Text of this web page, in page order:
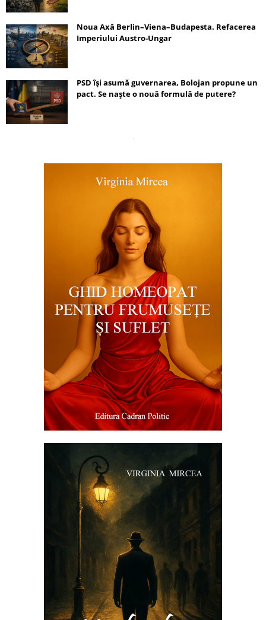
Noua Axă Berlin–Viena–Budapesta. Refacerea
Imperiului Austro-Ungar
PSD își asumă guvernarea, Bolojan propune un
pact. Se naște o nouă formulă de putere?